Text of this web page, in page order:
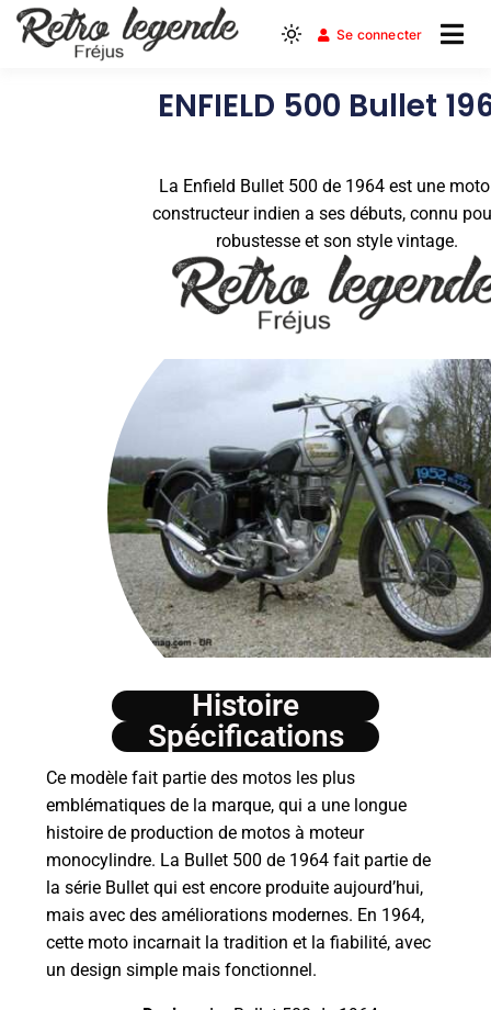
Frejus
Le Club Moto du Var Est
Se connecter
ENFIELD 500 Bullet
La Enfield Bullet 500 de 1964 est une
constructeur indien a ses débuts, connu
robustesse et son style vintage.
Histoire
Spécifications
Ce modèle fait partie des motos les plus
emblématiques de la marque, qui a une longue
histoire de production de motos à moteur
monocylindre. La Bullet 500 de 1964 fait partie de
la série Bullet qui est encore produite aujourd’hui,
mais avec des améliorations modernes. En 1964,
cette moto incarnait la tradition et la fiabilité, avec
un design simple mais fonctionnel.